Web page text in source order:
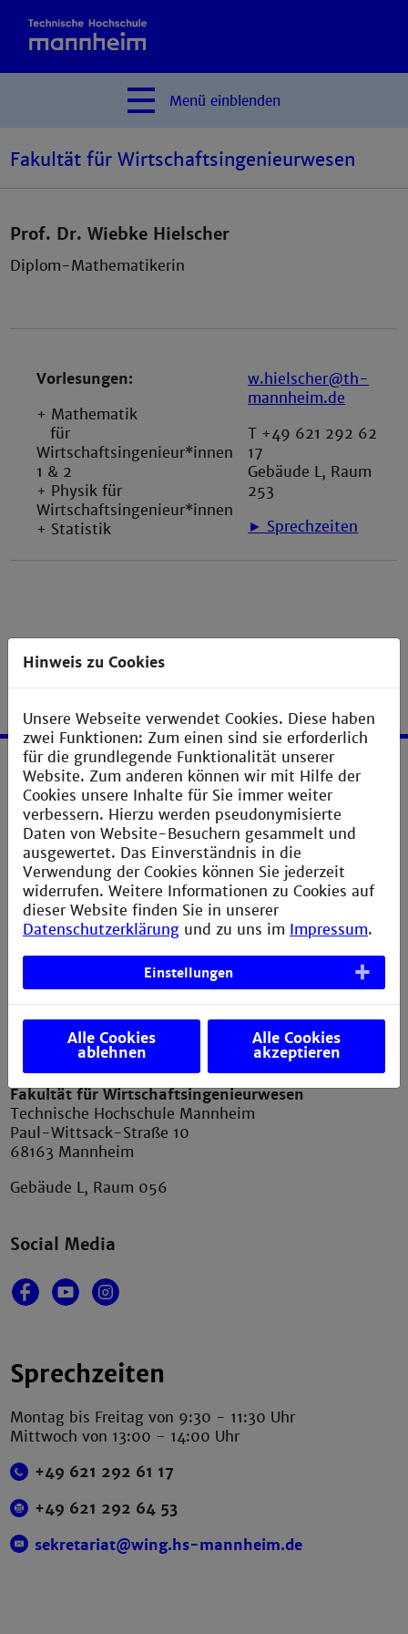
Menü einblenden
Fakultät für Wirtschaftsingenieurwesen
Prof. Dr. Wiebke Hielscher
Diplom-Mathematikerin
Vorlesungen:
+ Mathematik
für
Wirtschaftsingenieur*innen
1 & 2
+ Physik für
Wirtschaftsingenieur*innen
+ Statistik
w.hielscher@th-
mannheim.de
T +49 621 292 62
17
Gebäude L, Raum
253
► Sprechzeiten
Service
Impressum
Erklärung zur Barrierefreiheit
Datenschutzerklärung
Sitemap
Verbesserungsvorschlag melden
Kontakt
Fakultät für Wirtschaftsingenieurwesen
Technische Hochschule Mannheim
Paul-Wittsack-Straße 10
68163 Mannheim
Gebäude L, Raum 056
Social Media
Sprechzeiten
Montag bis Freitag von 9:30 - 11:30 Uhr
Mittwoch von 13:00 - 14:00 Uhr
+49 621 292 61 17
+49 621 292 64 53
sekretariat@wing.hs-mannheim.de
Hinweis zu Cookies
Unsere Webseite verwendet Cookies. Diese haben
zwei Funktionen: Zum einen sind sie erforderlich
für die grundlegende Funktionalität unserer
Website. Zum anderen können wir mit Hilfe der
Cookies unsere Inhalte für Sie immer weiter
verbessern. Hierzu werden pseudonymisierte
Daten von Website-Besuchern gesammelt und
ausgewertet. Das Einverständnis in die
Verwendung der Cookies können Sie jederzeit
widerrufen. Weitere Informationen zu Cookies auf
dieser Website finden Sie in unserer
Datenschutzerklärung und zu uns im Impressum.
Einstellungen
Alle Cookies
ablehnen
Alle Cookies
akzeptieren